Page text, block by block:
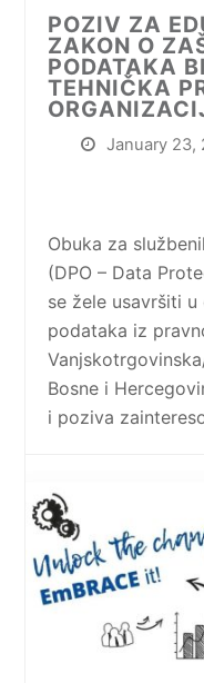
POZIV ZA
ZAKON O
PODATAKA
TEHNIČKA
January 23,
Obuka za
(DPO – Data
se žele usavršiti
podataka iz
Bosne i
i poziva